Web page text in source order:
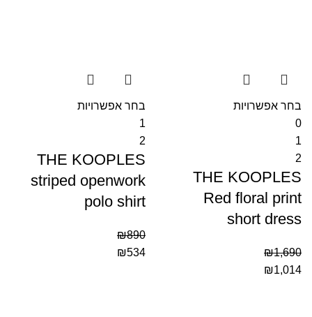
בחר אפשרויות
0
1
2
THE KOOPLES
Red floral print
short dress
₪1,690
₪1,014
בחר אפשרויות
1
2
THE KOOPLES
striped openwork
polo shirt
₪890
₪534